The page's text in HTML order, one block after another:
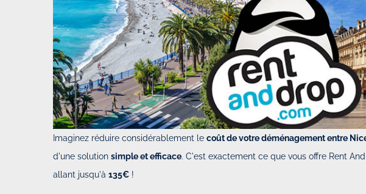
Imaginez réduire considérablement le coût de votre déménagement entre
d'une solution simple et efficace. C'est exactement ce que vous offre Rent
allant jusqu'à 135€ !